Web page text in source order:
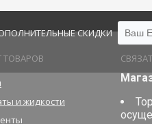
СКИДКИ
ТОВАРОВ
и жидкости